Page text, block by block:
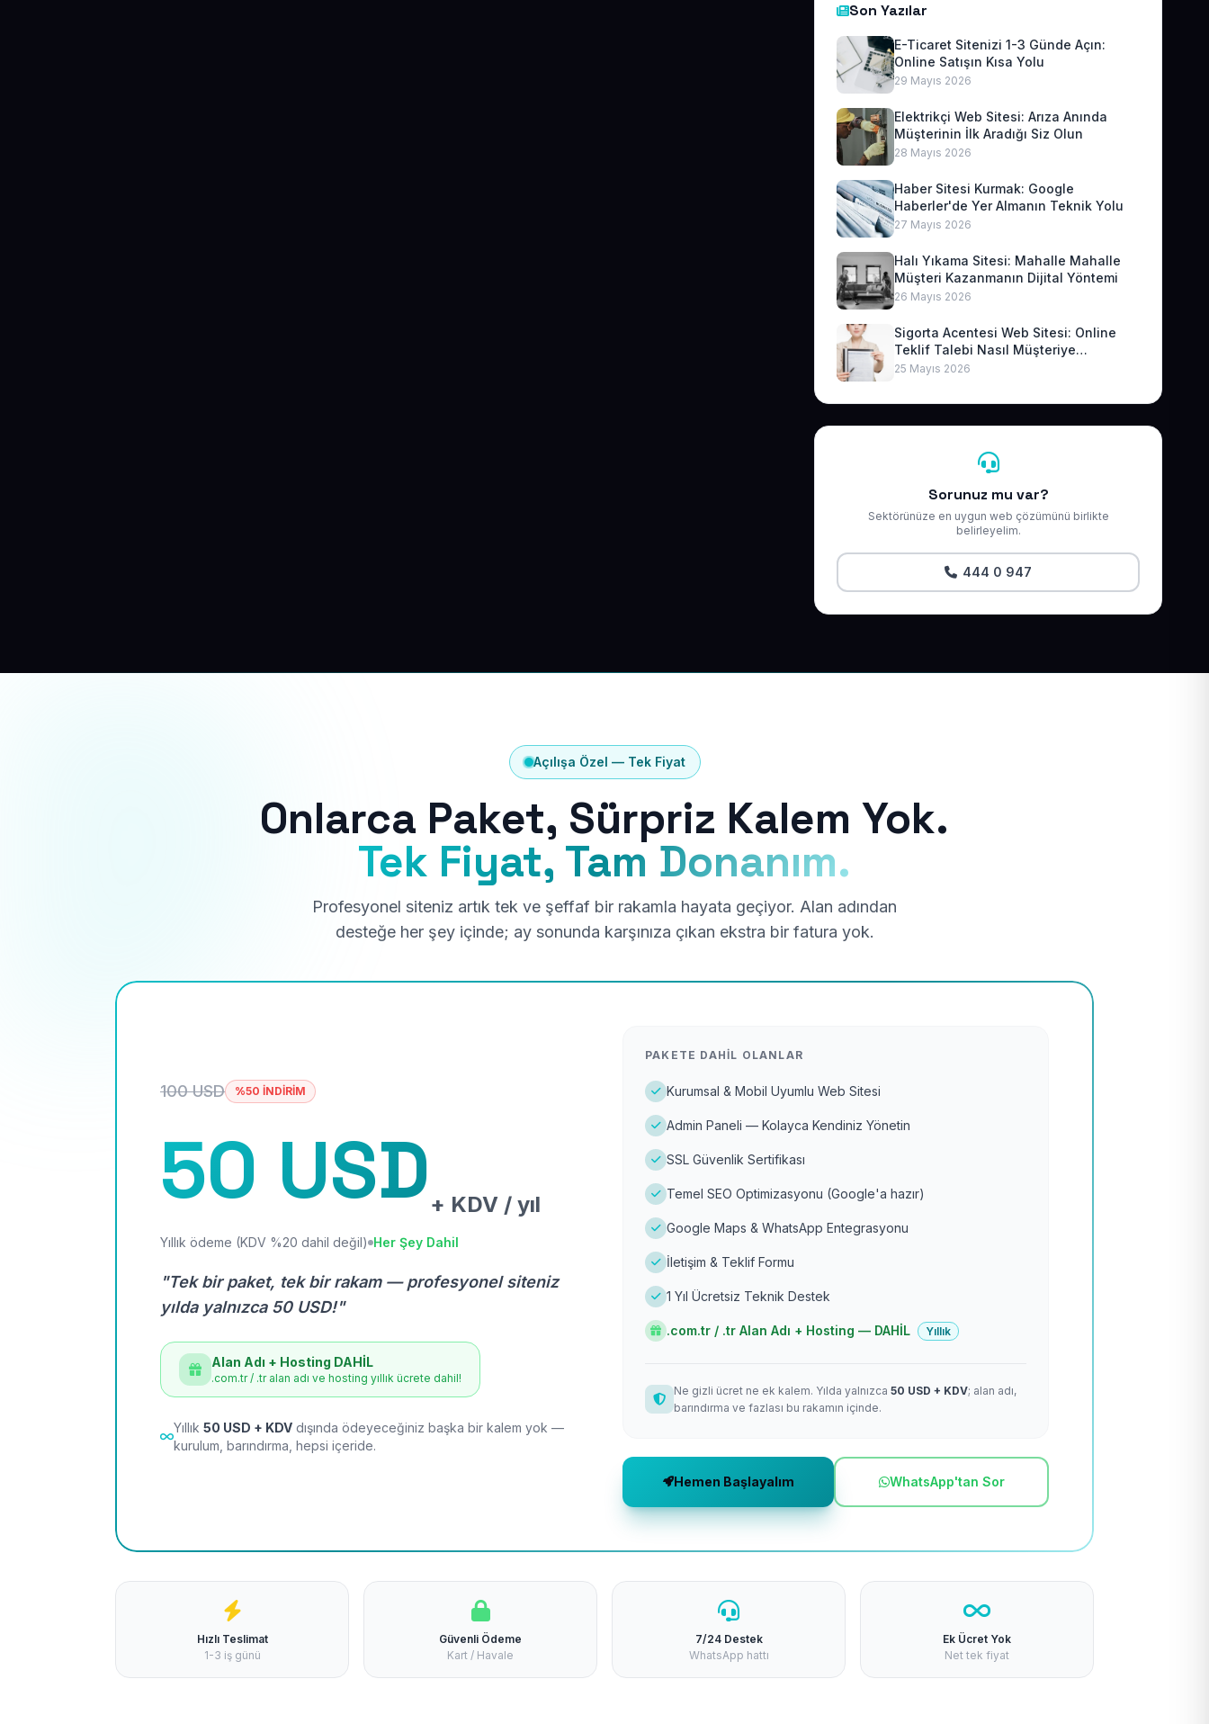
Son Yazılar
E-Ticaret Sitenizi 1-3 Günde Açın:
Online Satışın Kısa Yolu
29 Mayıs 2026
Elektrikçi Web Sitesi: Arıza Anında
Müşterinin İlk Aradığı Siz Olun
28 Mayıs 2026
Haber Sitesi Kurmak: Google
Haberler'de Yer Almanın Teknik Yolu
27 Mayıs 2026
Halı Yıkama Sitesi: Mahalle Mahalle
Müşteri Kazanmanın Dijital Yöntemi
26 Mayıs 2026
Sigorta Acentesi Web Sitesi: Online
Teklif Talebi Nasıl Müşteriye
Dönüşür?
25 Mayıs 2026
Sorunuz mu var?
Sektörünüze en uygun web çözümünü birlikte
belirleyelim.
444 0 947
Açılışa Özel — Tek Fiyat
Onlarca Paket, Sürpriz Kalem Yok.
Tek Fiyat, Tam Donanım.
Profesyonel siteniz artık tek ve şeffaf bir rakamla hayata geçiyor. Alan adından
desteğe her şey içinde; ay sonunda karşınıza çıkan ekstra bir fatura yok.
100 USD %50 İNDİRİM
50 USD+ KDV / yıl
Yıllık ödeme (KDV %20 dahil değil) Her Şey Dahil
"Tek bir paket, tek bir rakam — profesyonel siteniz
yılda yalnızca 50 USD!"
Alan Adı + Hosting DAHİL
.com.tr / .tr alan adı ve hosting yıllık ücrete dahil!
Yıllık 50 USD + KDV dışında ödeyeceğiniz başka bir kalem yok —
kurulum, barındırma, hepsi içeride.
PAKETE DAHIL OLANLAR
Kurumsal & Mobil Uyumlu Web Sitesi
Admin Paneli — Kolayca Kendiniz Yönetin
SSL Güvenlik Sertifikası
Temel SEO Optimizasyonu (Google'a hazır)
Google Maps & WhatsApp Entegrasyonu
İletişim & Teklif Formu
1 Yıl Ücretsiz Teknik Destek
.com.tr / .tr Alan Adı + Hosting — DAHİL Yıllık
Ne gizli ücret ne ek kalem. Yılda yalnızca 50 USD + KDV; alan adı,
barındırma ve fazlası bu rakamın içinde.
Hemen Başlayalım WhatsApp'tan Sor
Hızlı Teslimat
1-3 iş günü
Güvenli Ödeme
Kart / Havale
7/24 Destek
WhatsApp hattı
Ek Ücret Yok
Net tek fiyat